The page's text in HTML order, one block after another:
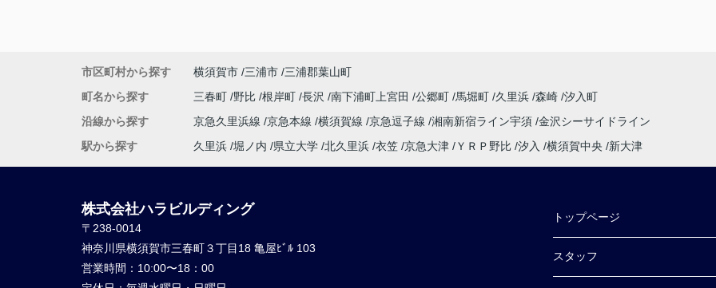
市区町村から探す 横須賀市 三浦市 三浦郡葉山町
町名から探す
三春町 野比 根岸町 長沢 南下浦町上宮田 公郷町 馬堀町 久里浜 森崎 汐入町
沿線から探す
京急久里浜線 京急本線 横須賀線 京急逗子線 湘南新宿ライン宇須 金沢シーサイドライン
駅から探す
久里浜 堀ノ内 県立大学 北久里浜 衣笠 京急大津 ＹＲＰ野比 汐入 横須賀中央 新大津
株式会社ハラビルディング
〒238-0014
神奈川県横須賀市三春町３丁目18 亀屋ﾋﾞﾙ 103
営業時間： 10:00〜18：00
トップページ
スタッフ